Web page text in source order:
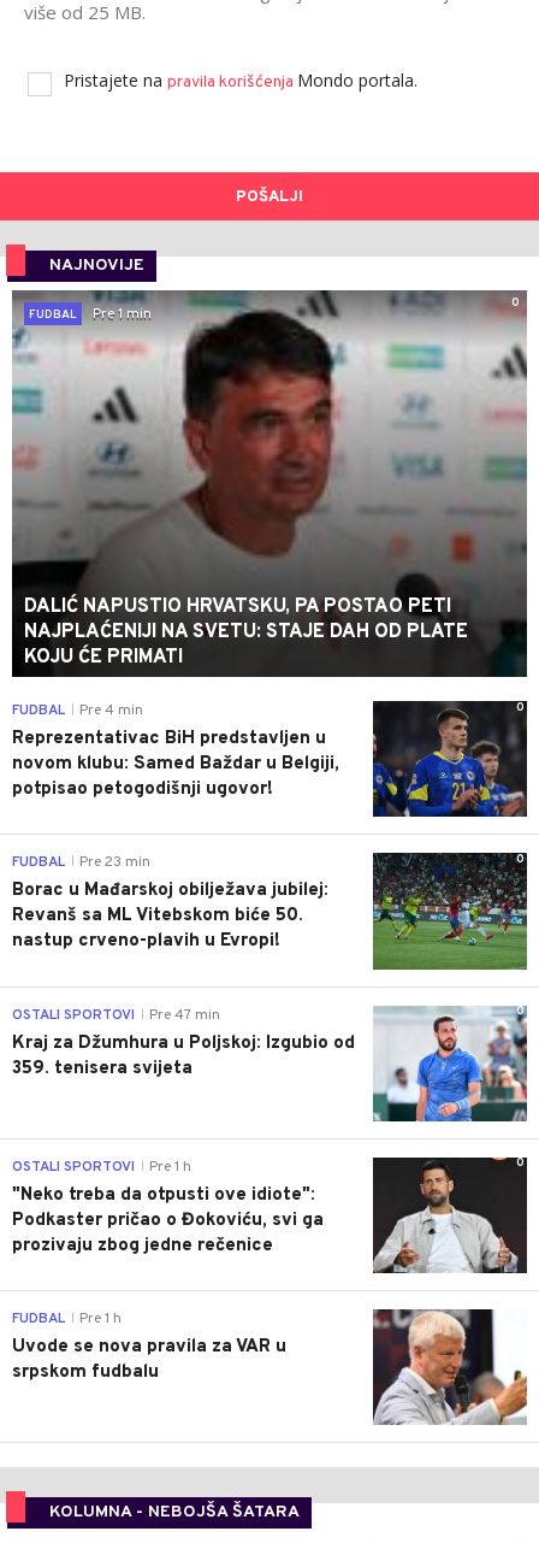
više od 25 MB.
Pristajete na pravila korišćenja Mondo portala.
POŠALJI
NAJNOVIJE
0
FUDBAL
Pre 1 min
DALIĆ NAPUSTIO HRVATSKU, PA POSTAO PETI
NAJPLAĆENIJI NA SVETU: STAJE DAH OD PLATE
KOJU ĆE PRIMATI
0
FUDBAL Pre 4 min
Reprezentativac BiH predstavljen u
novom klubu: Samed Baždar u Belgiji,
potpisao petogodišnji ugovor!
0
FUDBAL Pre 23 min
Borac u Mađarskoj obilježava jubilej:
Revanš sa ML Vitebskom biće 50.
nastup crveno-plavih u Evropi!
0
OSTALI SPORTOVI Pre 47 min
Kraj za Džumhura u Poljskoj: Izgubio od
359. tenisera svijeta
0
OSTALI SPORTOVI Pre 1 h
"Neko treba da otpusti ove idiote":
Podkaster pričao o Đokoviću, svi ga
prozivaju zbog jedne rečenice
FUDBAL Pre 1 h
Uvode se nova pravila za VAR u
srpskom fudbalu
KOLUMNA - NEBOJŠA ŠATARA